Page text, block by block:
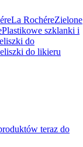
La RochéreZielone
Plastikowe szklanki i
do
do likieru
teraz do